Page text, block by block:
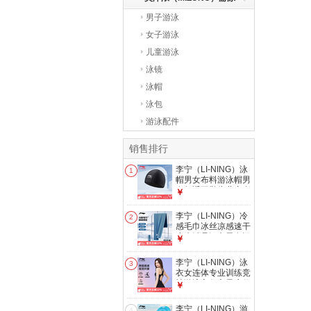
系列
男子游泳
女子游泳
儿童游泳
泳镜
泳帽
泳包
游泳配件
销售排行
1
李宁（LI-NING）泳
帽男女布料游泳帽男
女舒适不勒头儿童青
头围 151黑色【舒适
布帽】 均码
￥
2
李宁（LI-NING）冷
感毛巾冰丝凉感速干
凉爽消暑汗巾男女运
巾 袋装蓝色【冷感
速干 30*100cm】
￥
3
李宁（LI-NING）泳
衣女连体专业训练竞
技游泳衣保守显瘦修
黑色连体平角【模特
￥
李宁（LI-NING）游